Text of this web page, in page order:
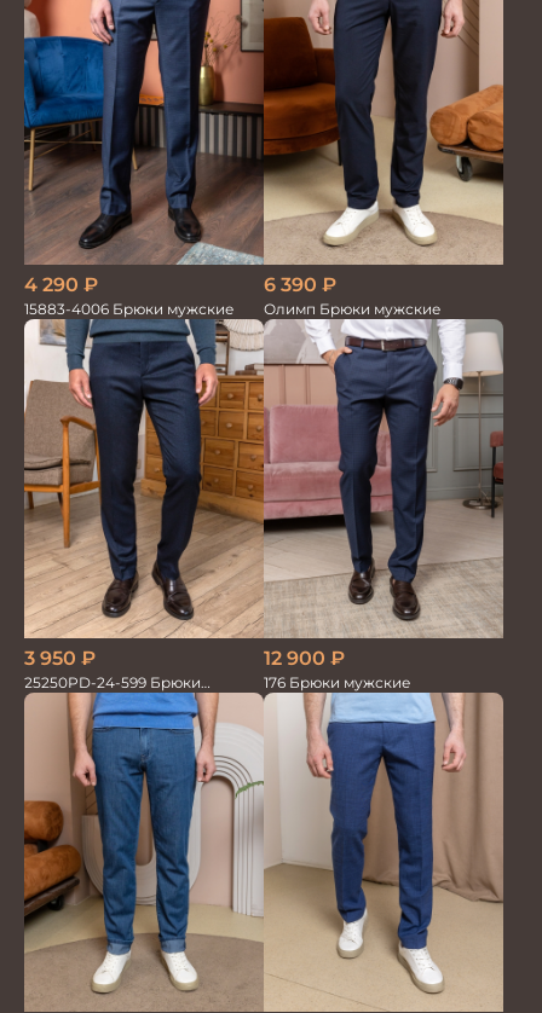
4 290 ₽
15883-4006 Брюки мужские
6 390 ₽
Олимп Брюки мужские
3 950 ₽
25250PD-24-599 Брюки
мужские
12 900 ₽
176 Брюки мужские